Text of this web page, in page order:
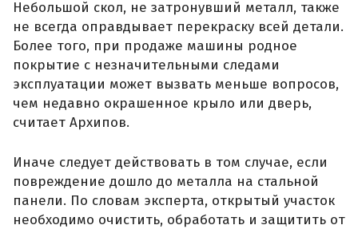
Небольшой скол, не затронувший металл, также
не всегда оправдывает перекраску всей детали.
Более того, при продаже машины родное
покрытие с незначительными следами
эксплуатации может вызвать меньше вопросов,
чем недавно окрашенное крыло или дверь,
считает Архипов.
Иначе следует действовать в том случае, если
повреждение дошло до металла на стальной
панели. По словам эксперта, открытый участок
необходимо очистить, обработать и защитить от